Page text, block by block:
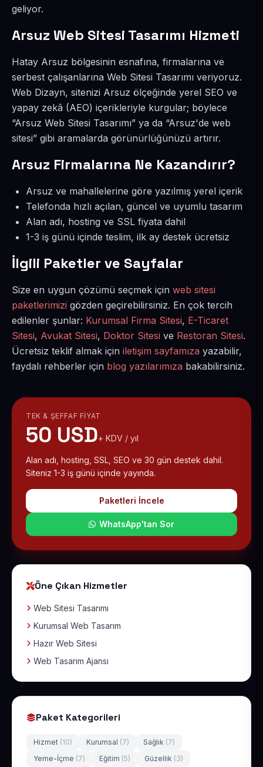
geliyor.
Arsuz Web Sitesi Tasarımı Hizmeti
Hatay Arsuz bölgesinin esnafına, firmalarına ve
serbest çalışanlarına Web Sitesi Tasarımı veriyoruz.
Web Dizayn, sitenizi Arsuz ölçeğinde yerel SEO ve
yapay zekâ (AEO) içerikleriyle kurgular; böylece
“Arsuz Web Sitesi Tasarımı” ya da “Arsuz'de web
sitesi” gibi aramalarda görünürlüğünüzü artırır.
Arsuz Firmalarına Ne Kazandırır?
Arsuz ve mahallelerine göre yazılmış yerel içerik
Telefonda hızlı açılan, güncel ve uyumlu tasarım
Alan adı, hosting ve SSL fiyata dahil
1-3 iş günü içinde teslim, ilk ay destek ücretsiz
İlgili Paketler ve Sayfalar
Size en uygun çözümü seçmek için web sitesi
paketlerimizi gözden geçirebilirsiniz. En çok tercih
edilenler şunlar: Kurumsal Firma Sitesi, E-Ticaret
Sitesi, Avukat Sitesi, Doktor Sitesi ve Restoran Sitesi.
Ücretsiz teklif almak için iletişim sayfamıza yazabilir,
faydalı rehberler için blog yazılarımıza bakabilirsiniz.
TEK & ŞEFFAF FIYAT
50 USD+ KDV / yıl
Alan adı, hosting, SSL, SEO ve 30 gün destek dahil.
Siteniz 1-3 iş günü içinde yayında.
Paketleri İncele
WhatsApp'tan Sor
Öne Çıkan Hizmetler
Web Sitesi Tasarımı
Kurumsal Web Tasarım
Hazır Web Sitesi
Web Tasarım Ajansı
Paket Kategorileri
Hizmet (10) Kurumsal (7) Sağlık (7)
Yeme-İçme (7) Eğitim (5) Güzellik (3)